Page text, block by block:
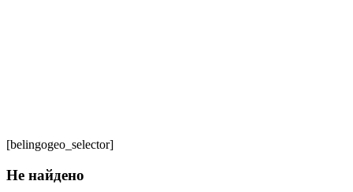
[belingogeo_selector]
Не найдено